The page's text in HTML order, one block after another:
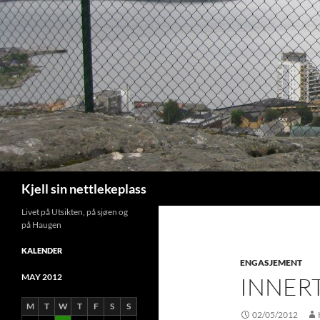
Kjell sin nettlekeplass
ENGASJEMENT
02/05/2012
Livet på Utsikten, på sjøen og
på Haugen
KALENDER
MAY 2012
M T W T F S
S